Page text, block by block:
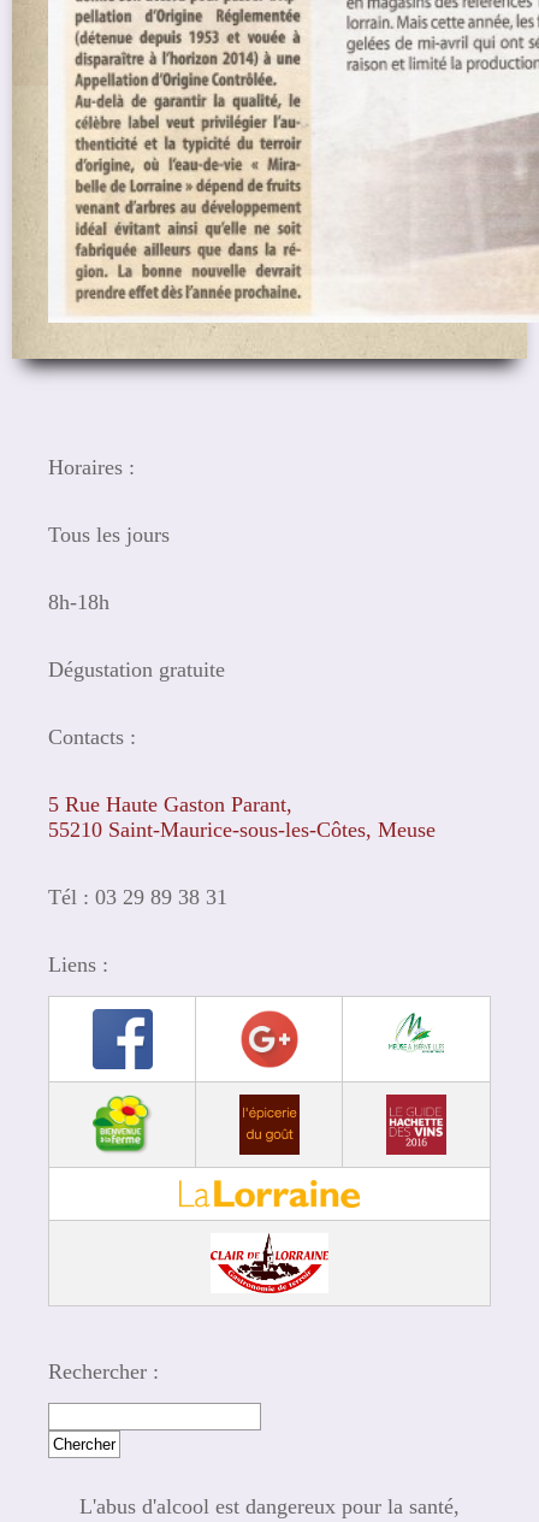
Horaires :
Tous les jours
8h-18h
Dégustation gratuite
Contacts :
5 Rue Haute Gaston Parant,
55210 Saint-Maurice-sous-les-Côtes, Meuse
Tél : 03 29 89 38 31
Liens :
Rechercher :
L'abus d'alcool est dangereux pour la santé,